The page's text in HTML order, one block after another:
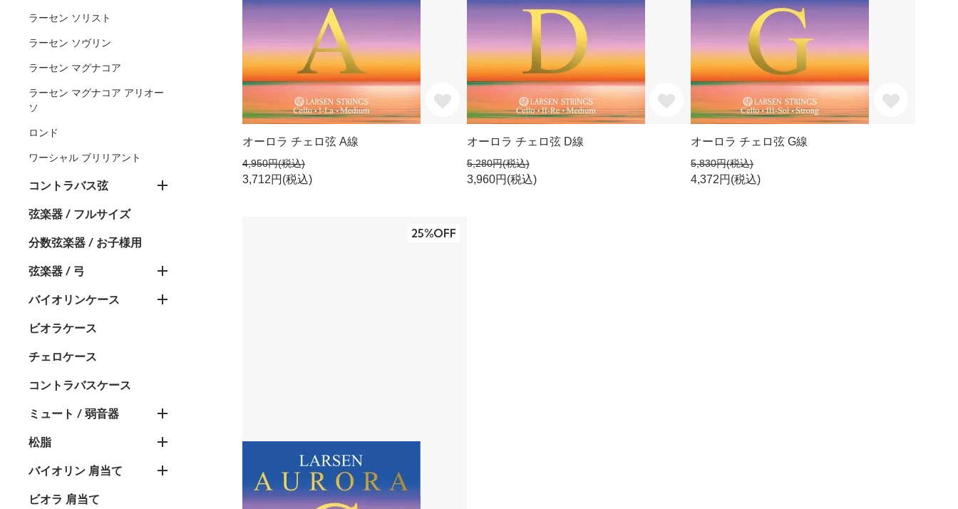
ラーセン ソリスト
ラーセン ソヴリン
ラーセン マグナコア
ラーセン マグナコア アリオー
ソ
ロンド
ワーシャル ブリリアント
コントラバス弦
弦楽器 / フルサイズ
分数弦楽器 / お子様用
弦楽器 / 弓
バイオリンケース
ビオラケース
チェロケース
コントラバスケース
ミュート / 弱音器
松脂
バイオリン 肩当て
ビオラ 肩当て
オーロラ チェロ弦 A線
4,950円(税込)
3,712円(税込)
オーロラ チェロ弦 D線
5,280円(税込)
3,960円(税込)
オーロラ チェロ弦 G線
5,830円(税込)
4,372円(税込)
25%OFF